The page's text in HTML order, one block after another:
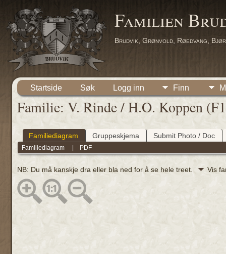
Familien
Brudvik, Grønvold, Røedvang,
Startside Søk Logg inn Finn
Familie: V. Rinde / H.O. Koppen
Familiediagram Gruppeskjema Submit Photo / Doc
Familiediagram | PDF
NB: Du må kanskje dra eller bla ned for å se hele treet. Vis